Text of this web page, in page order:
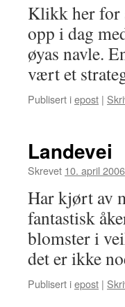
Klikk her for
opp i dag
øyas navle.
vært et
Publisert iepost |
Landevei
Skrevet 10. april 2006
Har kjørt av
fantastisk
blomster i
det er ikke
Publisert iepost |